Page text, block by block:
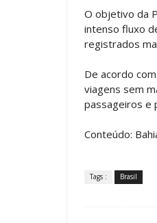
O objetivo da
intenso fluxo
registrados
De acordo
viagens sem
passageiros e
Conteúdo:
Tags : Brasil